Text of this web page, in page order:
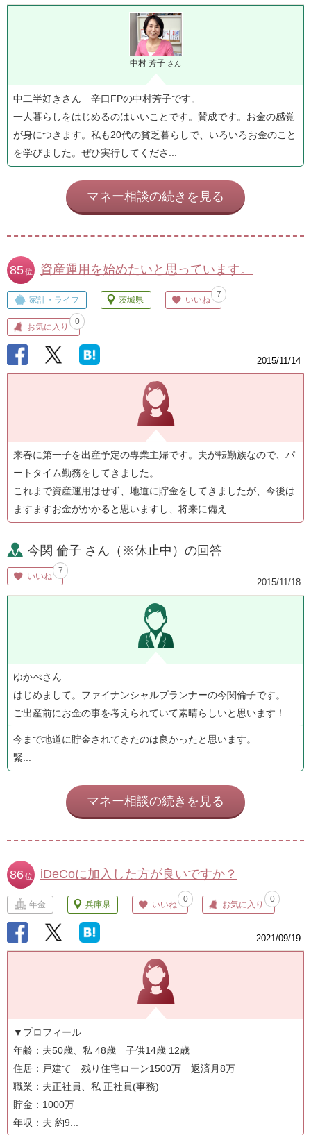
中村 芳子 さん
中二半好きさん 辛口FPの中村芳子です。
一人暮らしをはじめるのはいいことです。賛成です。お金の感覚
が身につきます。私も20代の貧乏暮らしで、いろいろお金のこと
を学びました。ぜひ実行してくださ...
マネー相談の続きを見る
資産運用を始めたいと思っています。
85 位
家計・ライフ 茨城県 いいね
7
お気に入り
0
2015/11/14
来春に第一子を出産予定の専業主婦です。夫が転勤族なので、パ
ートタイム勤務をしてきました。
これまで資産運用はせず、地道に貯金をしてきましたが、今後は
ますますお金がかかると思いますし、将来に備え...
今関 倫子 さん（※休止中）の回答
いいね
7
2015/11/18
ゆかぺさん
はじめまして。ファイナンシャルプランナーの今関倫子です。
ご出産前にお金の事を考えられていて素晴らしいと思います！
今まで地道に貯金されてきたのは良かったと思います。
緊...
マネー相談の続きを見る
iDeCoに加入した方が良いですか？
86 位
年金 兵庫県 いいね
0
お気に入り
0
2021/09/19
▼プロフィール
年齢：夫50歳、私 48歳 子供14歳 12歳
住居：戸建て 残り住宅ローン1500万 返済月8万
職業：夫正社員、私 正社員(事務)
貯金：1000万
年収：夫 約9...